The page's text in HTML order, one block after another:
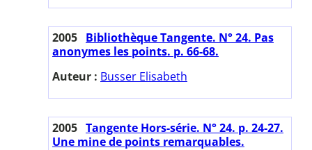
2005 Bibliothèque Tangente. N° 24. Pas
anonymes les points. p. 66-68.
Auteur : Busser Elisabeth
2005 Tangente Hors-série. N° 24. p. 24-27.
Une mine de points remarquables.